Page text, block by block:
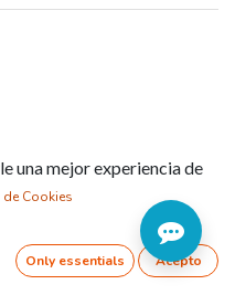
una mejor experiencia de
Cookies
Only essentials Acepto